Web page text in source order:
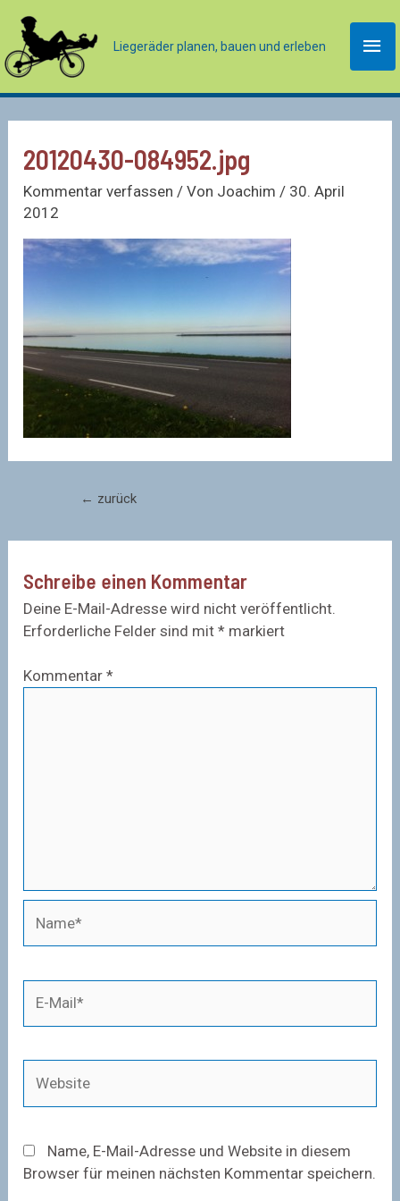
Inhalt
springen
Liegeräder planen, bauen und erleben
20120430-084952.jpg
Kommentar verfassen / Von Joachim/ 30. April
2012
Beitragsnavigation
← zurück
Schreibe einen Kommentar
Deine E-Mail-Adresse wird nicht veröffentlicht.
Erforderliche Felder sind mit* markiert
Kommentar*
Mail*
Name, E-Mail-Adresse und Website in diesem
Browser für meinen nächsten Kommentar speichern.